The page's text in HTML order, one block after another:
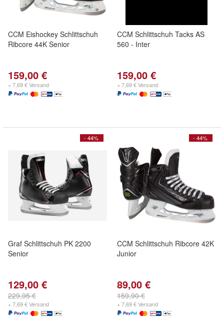
CCM Eishockey Schlittschuh
Ribcore 44K Senior
159,00 €
+ 7,69 € Versand
CCM Schlittschuh Tacks AS
560 - Inter
159,00 €
+ 7,69 € Versand
- 44%
Graf Schlittschuh PK 2200
Senior
129,00 €
229,95 €
+ 7,69 € Versand
- 44%
CCM Schlittschuh Ribcore 42K
Junior
89,00 €
159,90 €
+ 7,69 € Versand